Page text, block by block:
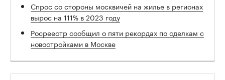
Спрос со стороны москвичей на жилье в регионах
вырос на 111% в 2023 году
Росреестр сообщил о пяти рекордах по сделкам с
новостройками в Москве